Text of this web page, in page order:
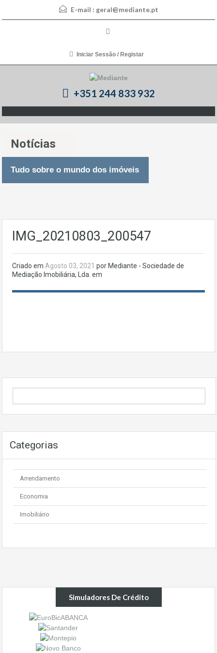
E-mail : geral@mediante.pt
Iniciar Sessão / Registar
+351 244 833 932
Notícias
Tudo sobre o mundo dos imóveis
IMG_20210803_200547
Criado em Agosto 03, 2021 por Mediante - Sociedade de
Mediação Imobiliária, Lda. em
Categorias
Arrendamento
Economia
Imobiliário
Simuladores De Crédito